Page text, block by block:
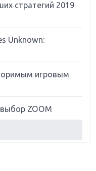
стратегий 2019
Unknown:
игровым
ZOOM